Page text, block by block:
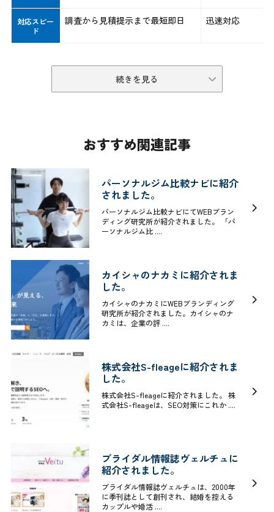
対応スピー
ド
調査から見積提示まで最短即日 迅速対応
続きを見る
おすすめ関連記事
パーソナルジム比較ナビに紹介
されました。
パーソナルジム比較ナビにてWEBブラン
ディング研究所が紹介されました。 「パ
ーソナルジム比 ....
カイシャのナカミに紹介されま
した。
カイシャのナカミにWEBブランディング
研究所が紹介されました。カイシャのナ
カミは、企業の評 ....
株式会社S-fleageに紹介されま
した。
株式会社S-fleageに紹介されました。 株
式会社S-fleageは、SEO対策にこれか ....
ブライダル情報誌ヴェルチュに
紹介されました。
ブライダル情報誌ヴェルチュは、2000年
に季刊誌として創刊され、結婚を控える
カップルや婚活 ....